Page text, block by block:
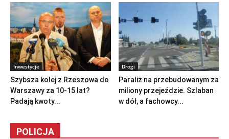
Inwestycje
Szybsza kolej z Rzeszowa do
Warszawy za 10-15 lat?
Padają kwoty...
Drogi
Paraliż na przebudowanym za
miliony przejeździe. Szlaban
w dół, a fachowcy...
POLICJA